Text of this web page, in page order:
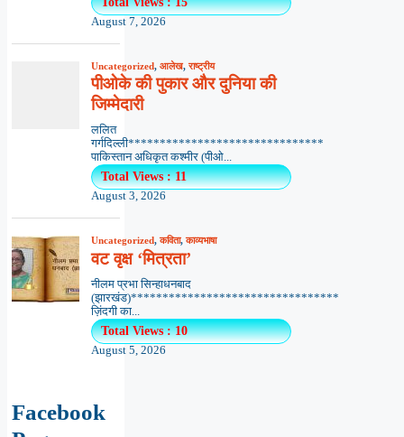
August 7, 2026
Uncategorized, आलेख,राष्ट्रीय
पीओके की पुकार और दुनिया की
जिम्मेदारी
ललित
गर्गदिल्ली*******************************
पाकिस्तान अधिकृत कश्मीर (पीओ...
Total Views : 11
August 3, 2026
Uncategorized,कविता,काव्यभाषा
वट वृक्ष ‘मित्रता’
नीलम प्रभा सिन्हाधनबाद
(झारखंड)*********************************
ज़िंदगी का...
Total Views : 10
August 5, 2026
Facebook